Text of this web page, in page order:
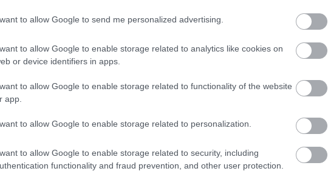
to allow Google to send me personalized advertising.
to allow Google to enable storage related to analytics like cookies on
or device identifiers in apps.
to allow Google to enable storage related to functionality of the website
app.
to allow Google to enable storage related to personalization.
to allow Google to enable storage related to security, including
functionality and fraud prevention, and other user protection.